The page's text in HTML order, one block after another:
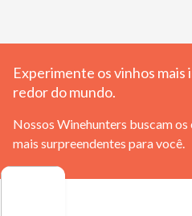
Experimente os vinhos mais
redor do mundo.
Nossos Winehunters buscam os
mais surpreendentes para você.